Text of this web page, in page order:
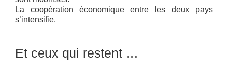
La coopération économique entre les deux pays
s’intensifie.
Et ceux qui restent …